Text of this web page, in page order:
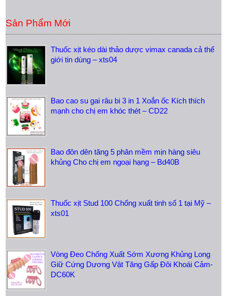
Sản Phẩm Mới
Thuốc xịt kéo dài thảo dược vimax canada cả thế
giới tin dùng – xts04
Bao cao su gai râu bi 3 in 1 Xoắn ốc Kích thích
mạnh cho chị em khóc thét – CD22
Bao đôn dên tăng 5 phân mềm mịn hàng siêu
khủng Cho chị em ngoại hạng – Bd40B
Thuốc xịt Stud 100 Chống xuất tinh số 1 tại Mỹ –
xts01
Vòng Đeo Chống Xuất Sớm Xương Khủng Long
Giữ Cứng Dương Vật Tăng Gấp Đôi Khoái Cảm-
DC60K